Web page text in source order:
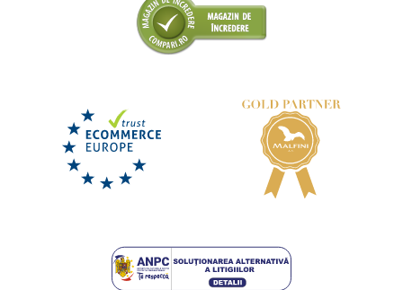
Pernă de copii cu imprimeu
DETALII
Lenjerie de pat Fotbal
138,75 lei
DETALII